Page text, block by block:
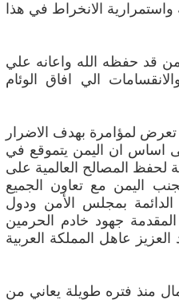
واستمرارية الانخراط في هذا
قد حفظه الله واعانه علي
الي افاق الوئام
تعرض لمؤامرة بهدف الاضرار
اساس ان اليمن يتموقع في
لحفظ المصالح العالمية على
اليمن مع تعاون الجميع
بمجلس الأمن ودول
جهود خادم الحرمين
عاهل المملكة العربية
منذ فتره طويلة يعاني من